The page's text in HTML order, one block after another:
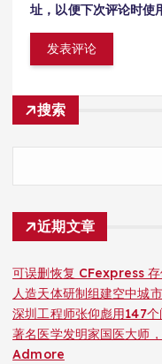
址，以便下次评论时使
搜索
近期文章
可误删恢复 CFexpress
人造天体研制组建空中城
深圳工程师张仰彪用147
著名医学发明家国医大师
Admore